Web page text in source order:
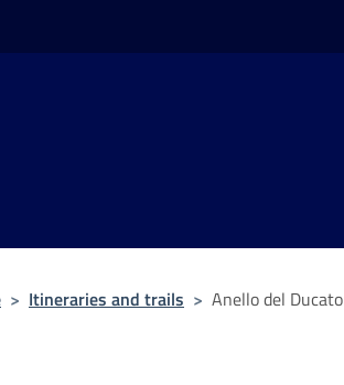
> Itineraries and trails > Anello del Ducato